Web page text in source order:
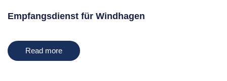
Empfangsdienst für Windhagen
Read more